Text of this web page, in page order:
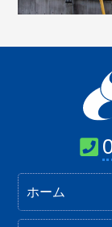
ホーム